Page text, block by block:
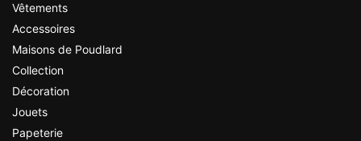
Vêtements
Accessoires
Maisons de Poudlard
Collection
Décoration
Jouets
Papeterie